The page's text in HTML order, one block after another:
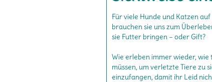
Für viele Hunde und Katzen
brauchen sie uns zum
sie Futter bringen – oder Gift?
Wie erleben immer wieder,
müssen, um verletzte Tiere zu
einzufangen, damit ihr Leid